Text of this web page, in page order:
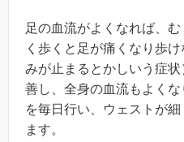
足の血流がよくなれば、
く歩くと足が痛くなり歩
みが止まるとかしいう症
善し、全身の血流もよく
を毎日行い、ウェストが
ます。